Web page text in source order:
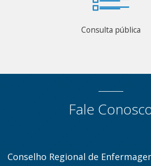
Consulta pública
Fale
Conselho Regional de